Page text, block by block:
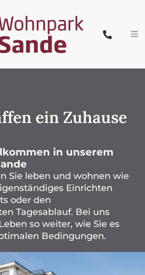
ein Zuhause
in unserem
Sie leben und wohnen wie
Einrichten
oder den
Tagesablauf. Bei uns
so weiter, wie Sie es
Bedingungen.